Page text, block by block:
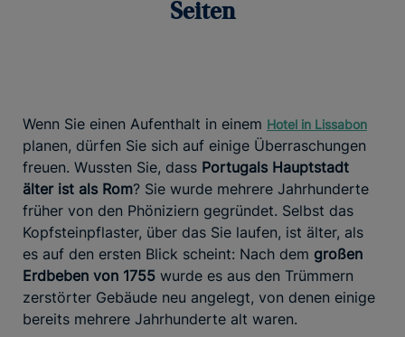
Seiten
Wenn Sie einen Aufenthalt in einem Hotel in Lissabon
planen, dürfen Sie sich auf einige Überraschungen
freuen. Wussten Sie, dass Portugals Hauptstadt
älter ist als Rom? Sie wurde mehrere Jahrhunderte
früher von den Phöniziern gegründet. Selbst das
Kopfsteinpflaster, über das Sie laufen, ist älter, als
es auf den ersten Blick scheint: Nach dem großen
Erdbeben von 1755 wurde es aus den Trümmern
zerstörter Gebäude neu angelegt, von denen einige
bereits mehrere Jahrhunderte alt waren.